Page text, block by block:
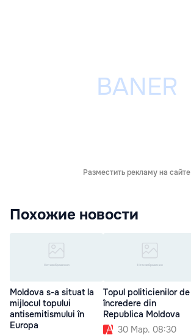
Разместить рекламу на сайте
Похожие новости
Moldova s-a situat la
mijlocul topului
antisemitismului în
Europa
Topul politicienilor de
încredere din
Republica Moldova
30 Мар. 08:30